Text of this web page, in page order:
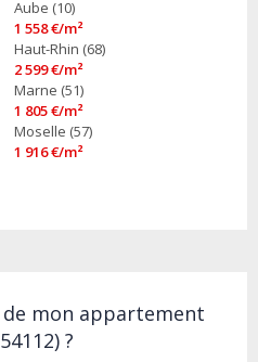
Aube (10)
1 558 €/m²
Haut-Rhin (68)
2 599 €/m²
Marne (51)
1 805 €/m²
Moselle (57)
1 916 €/m²
mon appartement
?